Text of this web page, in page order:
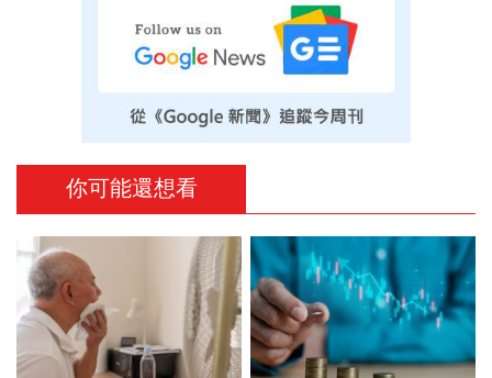
你可能還想看